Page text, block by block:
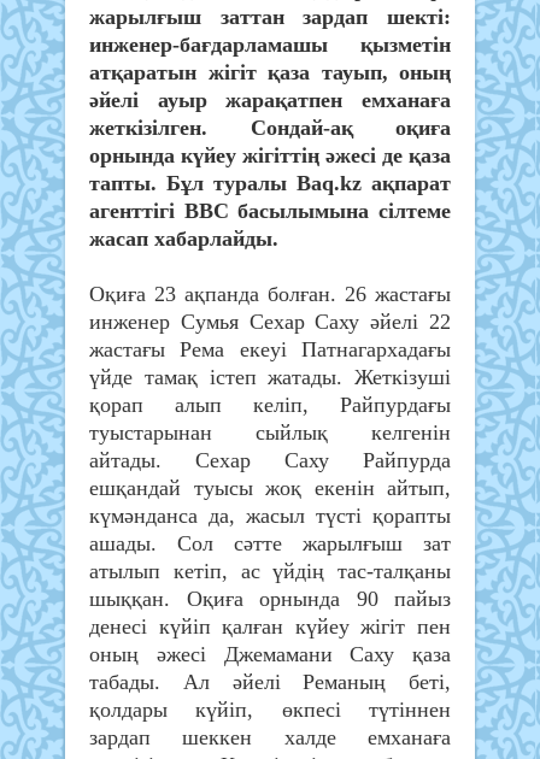
жарылғыш заттан зардап шекті:
инженер-бағдарламашы қызметін
атқаратын жігіт қаза тауып, оның
әйелі ауыр жарақатпен емханаға
жеткізілген. Сондай-ақ оқиға
орнында күйеу жігіттің әжесі де қаза
тапты. Бұл туралы Baq.kz ақпарат
агенттігі ВВС басылымына сілтеме
жасап хабарлайды.
Оқиға 23 ақпанда болған. 26 жастағы
инженер Сумья Сехар Саху әйелі 22
жастағы Рема екеуі Патнагархадағы
үйде тамақ істеп жатады. Жеткізуші
қорап алып келіп, Райпурдағы
туыстарынан сыйлық келгенін
айтады. Сехар Саху Райпурда
ешқандай туысы жоқ екенін айтып,
күмәнданса да, жасыл түсті қорапты
ашады. Сол сәтте жарылғыш зат
атылып кетіп, ас үйдің тас-талқаны
шыққан. Оқиға орнында 90 пайыз
денесі күйіп қалған күйеу жігіт пен
оның әжесі Джемамани Саху қаза
табады. Ал әйелі Реманың беті,
қолдары күйіп, өкпесі түтіннен
зардап шеккен халде емханаға